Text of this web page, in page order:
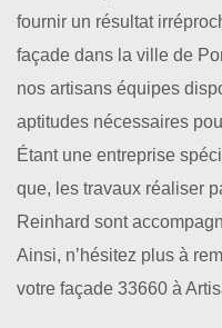
fournir un résultat
façade dans la ville de
nos artisans équipes
aptitudes nécessaires
Étant une entreprise
que, les travaux réaliser
Reinhard sont
Ainsi, n’hésitez plus à
votre façade 33660 à